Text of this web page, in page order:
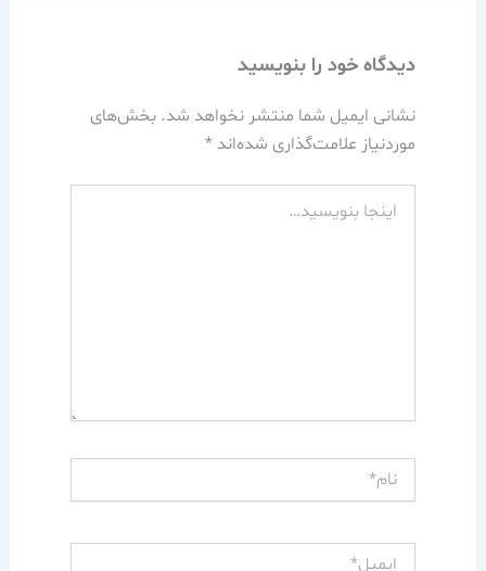
دیدگاه‌ خود را بنویسید
نشانی ایمیل شما منتشر نخواهد شد. بخش‌های
موردنیاز علامت‌گذاری شده‌اند *
بنویسید…